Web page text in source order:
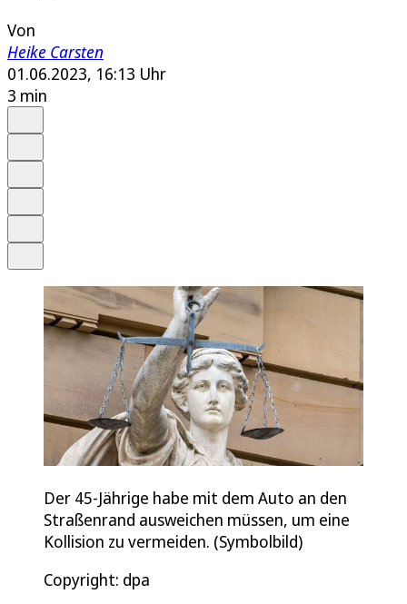
Von
Heike Carsten
01.06.2023, 16:13 Uhr
3 min
Der 45-Jährige habe mit dem Auto an den
Straßenrand ausweichen müssen, um eine
Kollision zu vermeiden. (Symbolbild)
Copyright: dpa